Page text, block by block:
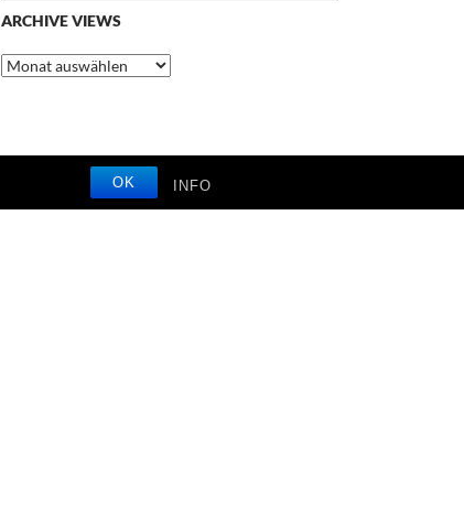
OK INFO
ARCHIVE VIEWS
Archive
Views